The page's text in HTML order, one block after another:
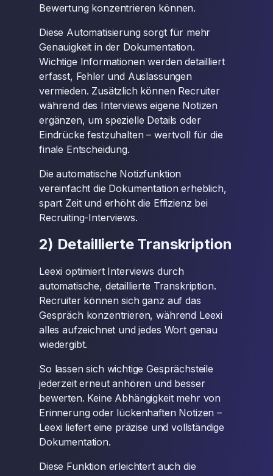
Bewertung konzentrieren können.
Diese Automatisierung sorgt für mehr
Genauigkeit in der Dokumentation.
Wichtige Informationen werden detailliert
erfasst, Fehler und Auslassungen
vermieden. Zusätzlich können Recruiter
während des Interviews eigene Notizen
ergänzen, um spezielle Details oder
Eindrücke festzuhalten – wertvoll für die
finale Entscheidung.
Die automatische Notizfunktion
vereinfacht die Dokumentation erheblich,
spart Zeit und erhöht die Effizienz bei
Recruiting-Interviews.
2) Detaillierte Transkription
Leexi optimiert Interviews durch
automatische, detaillierte Transkription.
Recruiter können sich ganz auf das
Gespräch konzentrieren, während Leexi
alles aufzeichnet und jedes Wort genau
wiedergibt.
So lassen sich wichtige Gesprächsteile
jederzeit erneut anhören und besser
bewerten. Keine Abhängigkeit mehr von
Erinnerung oder lückenhaften Notizen –
Leexi liefert eine präzise und vollständige
Dokumentation.
Diese Funktion erleichtert auch die